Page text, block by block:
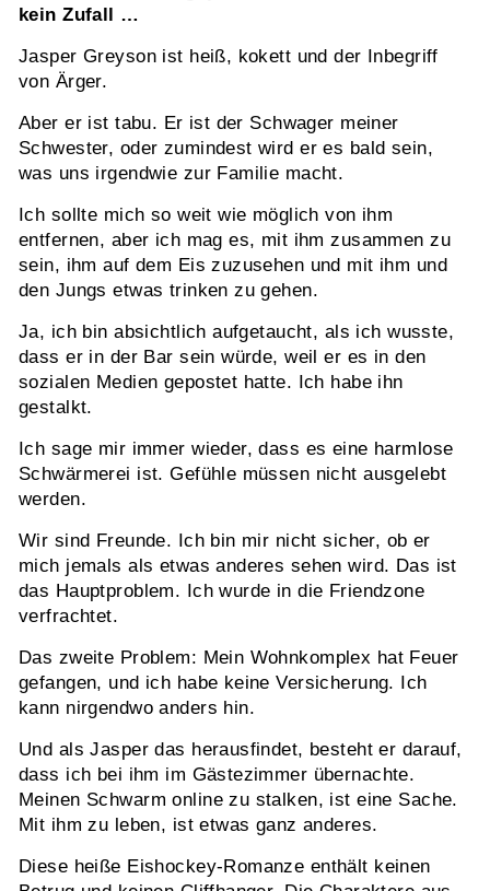
kein Zufall …
Jasper Greyson ist heiß, kokett und der Inbegriff
von Ärger.
Aber er ist tabu. Er ist der Schwager meiner
Schwester, oder zumindest wird er es bald sein,
was uns irgendwie zur Familie macht.
Ich sollte mich so weit wie möglich von ihm
entfernen, aber ich mag es, mit ihm zusammen zu
sein, ihm auf dem Eis zuzusehen und mit ihm und
den Jungs etwas trinken zu gehen.
Ja, ich bin absichtlich aufgetaucht, als ich wusste,
dass er in der Bar sein würde, weil er es in den
sozialen Medien gepostet hatte. Ich habe ihn
gestalkt.
Ich sage mir immer wieder, dass es eine harmlose
Schwärmerei ist. Gefühle müssen nicht ausgelebt
werden.
Wir sind Freunde. Ich bin mir nicht sicher, ob er
mich jemals als etwas anderes sehen wird. Das ist
das Hauptproblem. Ich wurde in die Friendzone
verfrachtet.
Das zweite Problem: Mein Wohnkomplex hat Feuer
gefangen, und ich habe keine Versicherung. Ich
kann nirgendwo anders hin.
Und als Jasper das herausfindet, besteht er darauf,
dass ich bei ihm im Gästezimmer übernachte.
Meinen Schwarm online zu stalken, ist eine Sache.
Mit ihm zu leben, ist etwas ganz anderes.
Diese heiße Eishockey-Romanze enthält keinen